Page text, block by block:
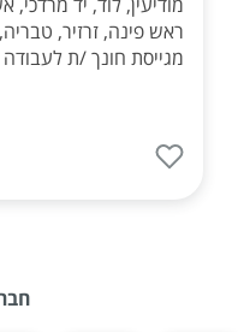
ראש פינה, זרזיר,
מגייסת חונך /ת